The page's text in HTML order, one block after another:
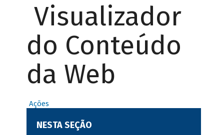
Visualizador
do Conteúdo
da Web
Ações
NESTA SEÇÃO